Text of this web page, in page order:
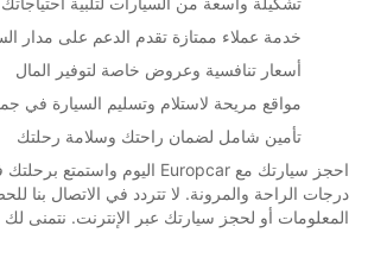
خدمة عملاء ممتازة تقدم الدعم على مدار
أسعار تنافسية وعروض خاصة لتوفير المال
مواقع مريحة لاستلام وتسليم السيارة في
تأمين شامل لضمان راحتك وسلامة رحلتك
درجات الراحة والمرونة. لا تتردد في الاتصال بنا
المعلومات أو لحجز سيارتك عبر الإنترنت. نتمنى